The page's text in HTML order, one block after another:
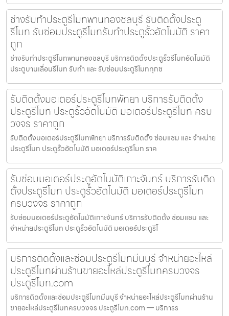
ช่างรับทำประตูรีโมทพานทองชลบุรี รับติดตั้งประตู
รีโมท รับซ่อมประตูรีโมทรับทำประตูรั้วอัตโนมัติ ราคา
ถูก
ช่างรับทำประตูรีโมทพานทองชลบุรี บริการติดตั้งประตูรั้วรีโมทอัตโนมัติ
ประตูบานเลื่อนรีโมท รับทำ และ รับซ่อมประตูรีโมททุกช
รับติดตั้งมอเตอร์ประตูรีโมทพัทยา บริการรับติดตั้ง
ประตูรีโมท ประตูรั้วอัตโนมัติ มอเตอร์ประตูรีโมท ครบ
วงจร ราคาถูก
รับติดตั้งมอเตอร์ประตูรีโมทพัทยา บริการรับติดตั้ง ซ่อมแซม และ จำหน่าย
ประตูรีโมท ประตูรั้วอัตโนมัติ มอเตอร์ประตูรีโมท ราค
รับซ่อมมอเตอร์ประตูอัตโนมัติเกาะจันทร์ บริการรับติด
ตั้งประตูรีโมท ประตูรั้วอัตโนมัติ มอเตอร์ประตูรีโมท
ครบวงจร ราคาถูก
รับซ่อมมอเตอร์ประตูอัตโนมัติเกาะจันทร์ บริการรับติดตั้ง ซ่อมแซม และ
จำหน่ายประตูรีโมท ประตูรั้วอัตโนมัติ มอเตอร์ประตูรีโ
บริการติดตั้งและซ่อมประตูรีโมทมีนบุรี จำหน่ายอะไหล่
ประตูรีโมทผ่านร้านขายอะไหล่ประตูรีโมทครบวงจร
ประตูรีโมท.com
บริการติดตั้งและซ่อมประตูรีโมทมีนบุรี จำหน่ายอะไหล่ประตูรีโมทผ่านร้าน
ขายอะไหล่ประตูรีโมทครบวงจร ประตูรีโมท.com — บริการร